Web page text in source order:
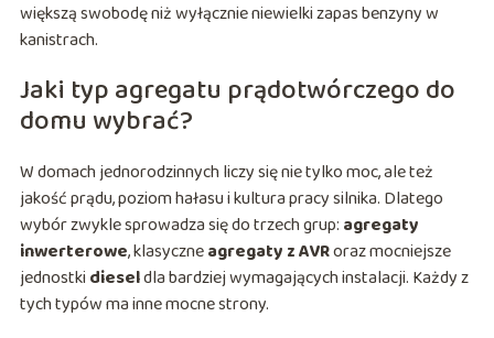
większą swobodę niż wyłącznie niewielki zapas benzyny w
kanistrach.
Jaki typ agregatu prądotwórczego do
domu wybrać?
W domach jednorodzinnych liczy się nie tylko moc, ale też
jakość prądu, poziom hałasu i kultura pracy silnika. Dlatego
wybór zwykle sprowadza się do trzech grup: agregaty
inwerterowe, klasyczneagregaty z AVRoraz mocniejsze
jednostki dieseldla bardziej wymagających instalacji. Każdy z
tych typów ma inne mocne strony.